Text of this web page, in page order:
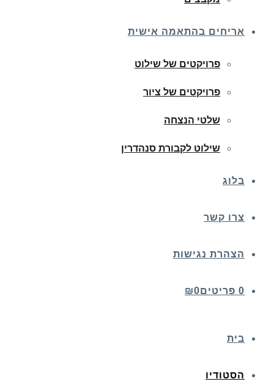
אריחים בהתאמה אישית
פרויקטים של שילוט
פרויקטים של ציור
שלטי הנצחה
שילוט לקבורת סנהדרין
בלוג
צרו קשר
הצהרת נגישות
0 פריטים ₪0
בית
הסטודיו